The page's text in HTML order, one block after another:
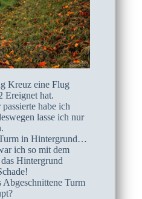
Kreuz eine Flug
Ereignet hat.
habe ich
lasse ich nur
in Hintergrund…
ich so mit dem
Hintergrund
Abgeschnittene Turm